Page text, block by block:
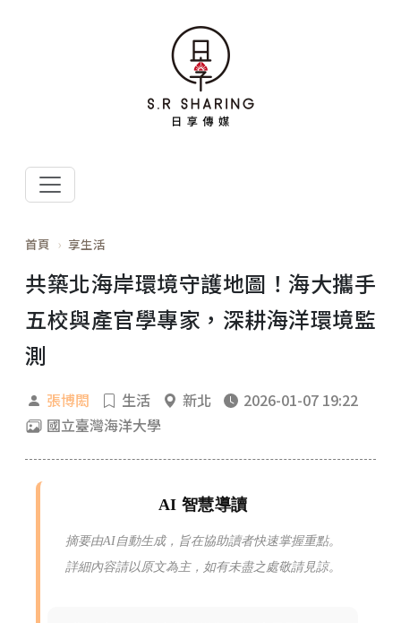
首頁 享生活
共築北海岸環境守護地圖！海大攜手
五校與產官學專家，深耕海洋環境監
測
張博閎 生活 新北
2026-01-07 19:22
國立臺灣海洋大學
AI 智慧導讀
摘要由AI自動生成，旨在協助讀者快速掌握重點。
詳細內容請以原文為主，如有未盡之處敬請見諒。